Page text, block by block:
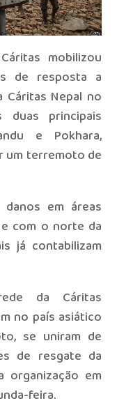
mobilizou
de resposta a
Cáritas Nepal no
duas principais
e Pokhara,
um terremoto de
em áreas
com o norte da
já contabilizam
da Cáritas
no país asiático
se uniram de
de resgate da
organização em
feira.